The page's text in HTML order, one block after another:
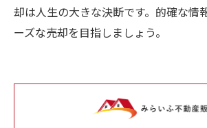
却は人生の大きな決断です。的確な情
ーズな売却を目指しましょう。